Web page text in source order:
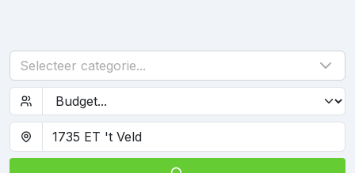
Selecteer categorie...